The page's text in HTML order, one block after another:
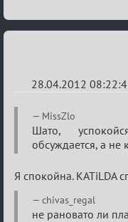
мероприятия
28.04.2012
Re:
План
мероприятия
(дополнения
MissZlo
Шато,
обсуждается, а не
Я спокойна. KATiLDA
chivas_regal
не рановато ли